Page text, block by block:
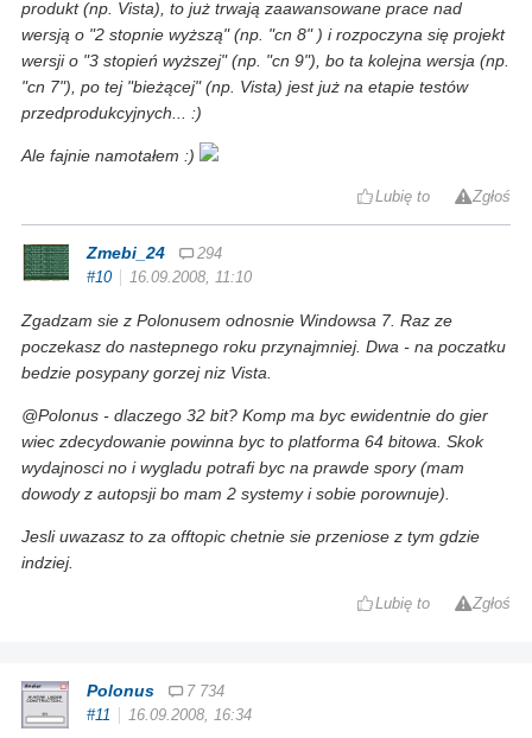
produkt (np. Vista), to już trwają zaawansowane prace nad
wersją o "2 stopnie wyższą" (np. "cn 8" ) i rozpoczyna się projekt
wersji o "3 stopień wyższej" (np. "cn 9"), bo ta kolejna wersja (np.
"cn 7"), po tej "bieżącej" (np. Vista) jest już na etapie testów
przedprodukcyjnych... :)
Ale fajnie namotałem :)
Lubię to Zgłoś
Zmebi_24
294
#10
16.09.2008, 11:10
Zgadzam sie z Polonusem odnosnie Windowsa 7. Raz ze
poczekasz do nastepnego roku przynajmniej. Dwa - na poczatku
bedzie posypany gorzej niz Vista.
@Polonus - dlaczego 32 bit? Komp ma byc ewidentnie do gier
wiec zdecydowanie powinna byc to platforma 64 bitowa. Skok
wydajnosci no i wygladu potrafi byc na prawde spory (mam
dowody z autopsji bo mam 2 systemy i sobie porownuje).
Jesli uwazasz to za offtopic chetnie sie przeniose z tym gdzie
indziej.
Lubię to Zgłoś
Polonus
7 734
#11
16.09.2008, 16:34